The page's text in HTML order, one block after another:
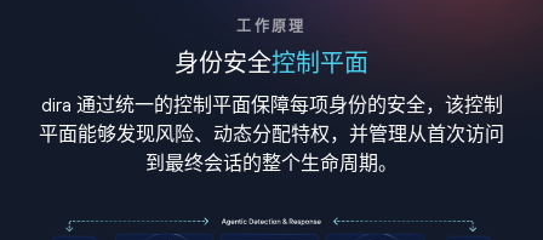
工作原理
身份安全控制平面
dira 通过统一的控制平面保障每项身份的安全，该控制
平面能够发现风险、动态分配特权，并管理从首次访问
到最终会话的整个生命周期。